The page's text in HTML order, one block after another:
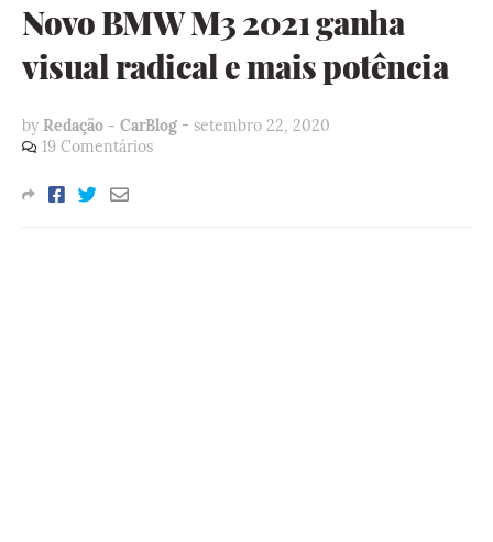
Novo BMW M3 2021 ganha
visual radical e mais potência
by Redação - CarBlog - setembro 22, 2020
19 Comentários